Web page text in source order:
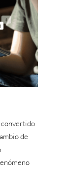
convertido
de